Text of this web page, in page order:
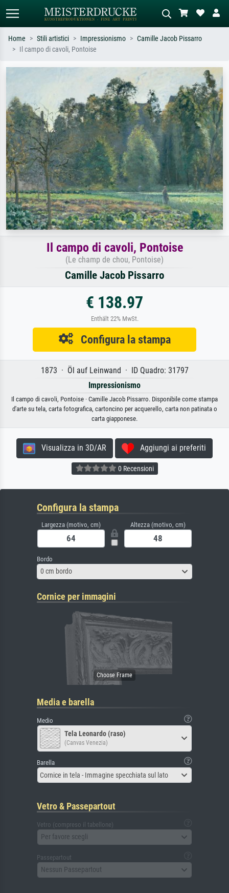
Impressionismo, onda di Hokusai,
nudo.
Descrivi la scena – es. prato verde,
astratto con molto rosso, dipinto a
olio scuro, nudo in piedi vicino a un
albero.
Home Stili artistici Impressionismo
Camille Jacob Pissarro
Il campo di cavoli, Pontoise
Il campo di cavoli, Pontoise
(Le champ de chou, Pontoise)
Camille Jacob Pissarro
€ 138.97
Enthält 22% MwSt.
Configura la stampa
1873 · Öl auf Leinwand · ID Quadro: 31797
Impressionismo
Il campo di cavoli, Pontoise · Camille Jacob Pissarro. Disponibile come stampa
d'arte su tela, carta fotografica, cartoncino per acquerello, carta non patinata o
carta giapponese.
Visualizza in 3D/AR Aggiungi ai preferiti
0 Recensioni
Configura la stampa
Largezza (motivo, cm) Altezza (motivo, cm)
Bordo
0 cm bordo
Cornice per immagini
Media e barella
Medio
Tela Leonardo (raso)
(Canvas Venezia)
Barella
Cornice in tela - Immagine specchiata sul lato
Vetro & Passepartout
Vetro (compreso il tabellone)
Per favore scegli
Passepartout
Nessun Passepartout